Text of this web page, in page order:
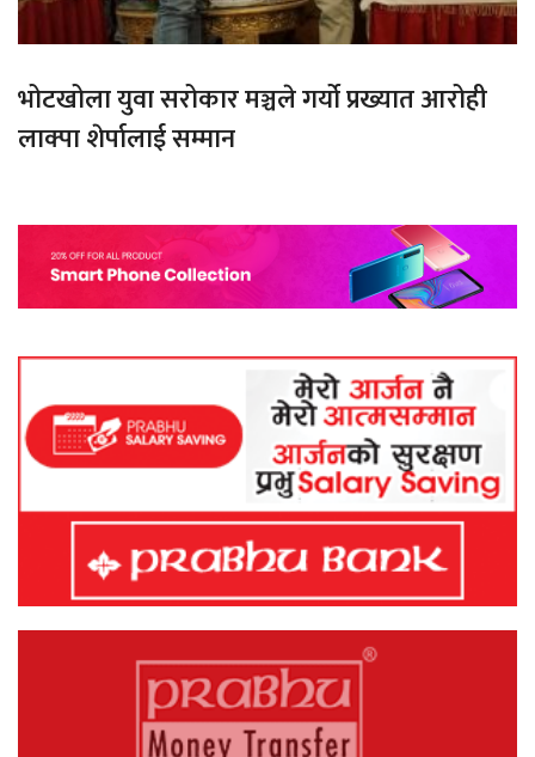
भोटखोला युवा सरोकार मञ्चले गर्यो प्रख्यात आरोही
लाक्पा शेर्पालाई सम्मान